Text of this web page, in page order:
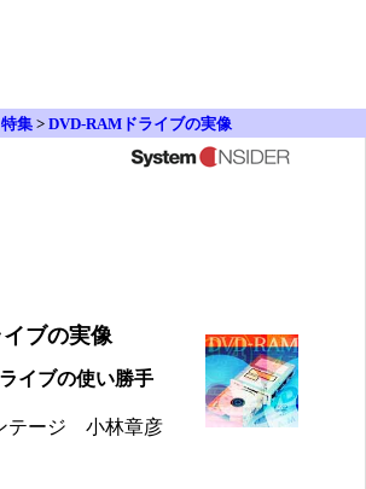
特集 > DVD-RAMドライブの実像
ブの実像
イブの使い勝手
テージ 小林章彦